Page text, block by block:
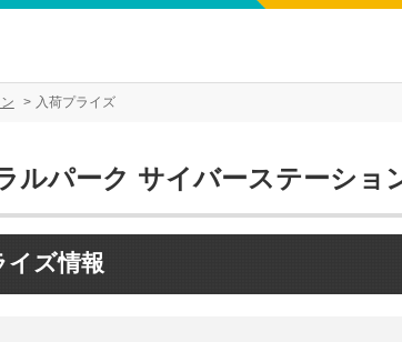
入荷プライズ
ルパーク サイバーステーショ
イズ情報